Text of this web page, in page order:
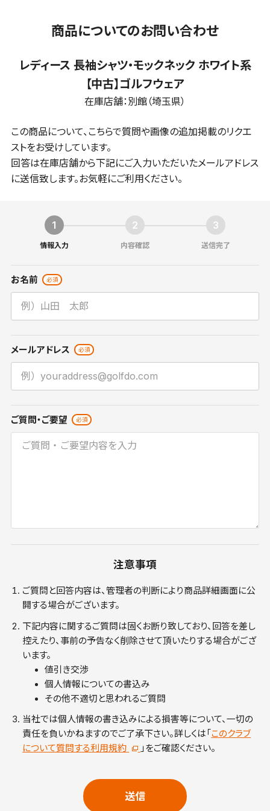
商品についてのお問い合わせ
レディース 長袖シャツ・モックネック ホワイト系
【中古】ゴルフウェア
在庫店舗：別館（埼玉県）
この商品について、こちらで質問や画像の追加掲載のリクエ
ストをお受けしています。
回答は在庫店舗から下記にご入力いただいたメールアドレス
に送信致します。お気軽にご利用ください。
情報入力 内容確認 送信完了
お名前
メールアドレス
ご質問・ご要望
注意事項
ご質問と回答内容は、管理者の判断により商品詳細画面に公
開する場合がございます。
下記内容に関するご質問は固くお断り致しており、回答を差し
控えたり、事前の予告なく削除させて頂いたりする場合がござ
います。
値引き交渉
個人情報についての書込み
その他不適切と思われるご質問
当社では個人情報の書き込みによる損害等について、一切の
責任を負いかねますのでご了承下さい。詳しくは「 このクラブ
について質問する利用規約
」をご確認ください。
送信